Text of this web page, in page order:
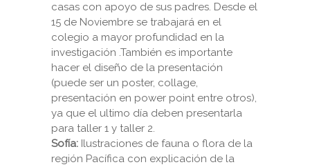
casas con apoyo de sus padres. Desde el
15 de Noviembre se trabajará en el
colegio a mayor profundidad en la
investigación .También es importante
hacer el diseño de la presentación
(puede ser un poster, collage,
presentación en power point entre otros),
ya que el ultimo día deben presentarla
para taller 1 y taller 2.
Sofía: Ilustraciones de fauna o flora de la
región Pacífica con explicación de la